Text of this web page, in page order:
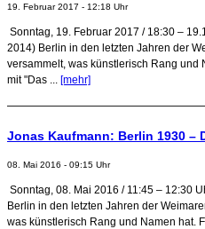
19. Februar 2017 - 12:18 Uhr
Sonntag, 19. Februar 2017 / 18:30 –
2014) Berlin in den letzten Jahren der
versammelt, was künstlerisch Rang und
mit "Das ... [mehr]
Jonas Kaufmann: Berlin 1930 –
08. Mai 2016 - 09:15 Uhr
Sonntag, 08. Mai 2016 / 11:45 – 12:30
Berlin in den letzten Jahren der
was künstlerisch Rang und Namen hat.